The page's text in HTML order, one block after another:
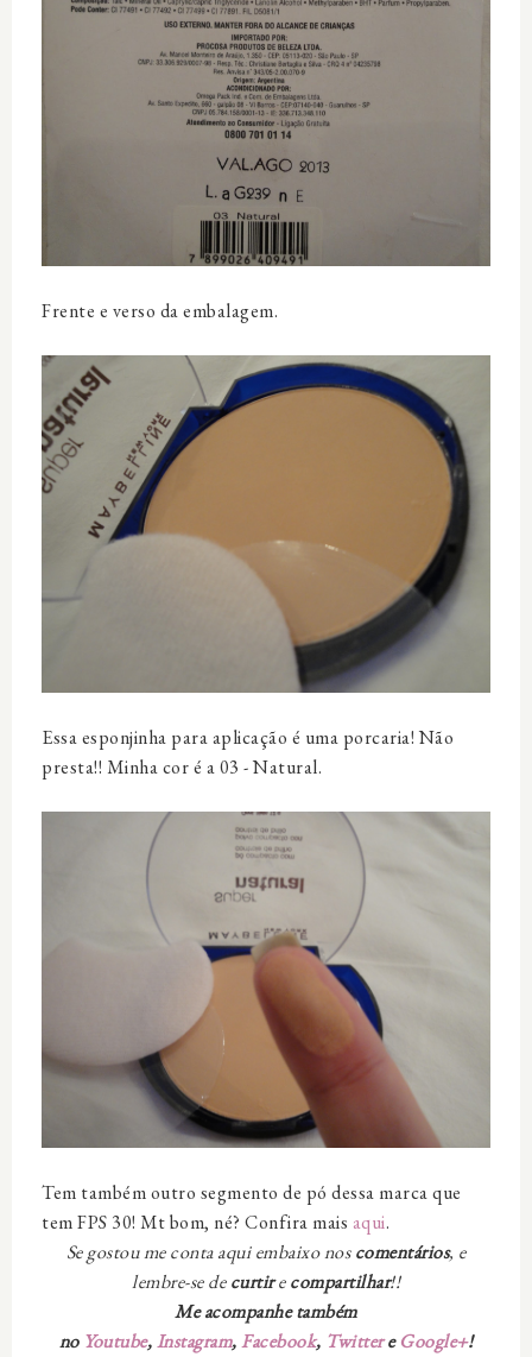
Frente e verso da embalagem.
Essa esponjinha para aplicação é uma porcaria! Não
presta!! Minha cor é a 03 - Natural.
Tem também outro segmento de pó dessa marca que
tem FPS 30! Mt bom, né? Confira mais aqui.
Se gostou me conta aqui embaixo noscomentários, e
lembre-se decurtirecompartilhar!!
Me acompanhe também
no Youtube,Instagram,Facebook, TwittereGoogle+!